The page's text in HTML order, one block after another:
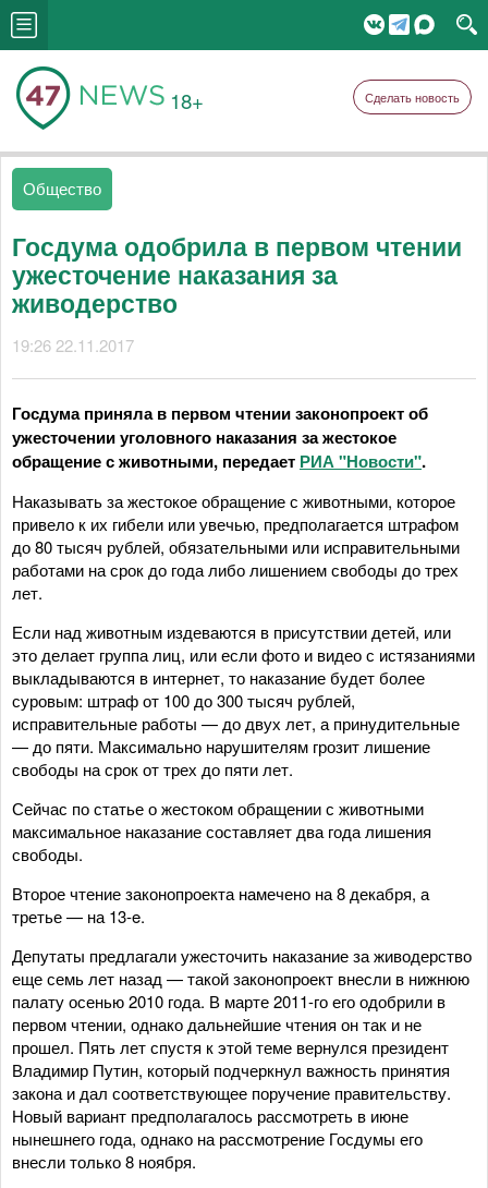
18+ Сделать новость
Общество
Госдума одобрила в первом чтении
ужесточение наказания за
живодерство
19:26 22.11.2017
Госдума приняла в первом чтении законопроект об
ужесточении уголовного наказания за жестокое
обращение с животными, передает РИА "Новости".
Наказывать за жестокое обращение с животными, которое
привело к их гибели или увечью, предполагается штрафом
до 80 тысяч рублей, обязательными или исправительными
работами на срок до года либо лишением свободы до трех
лет.
Если над животным издеваются в присутствии детей, или
это делает группа лиц, или если фото и видео с истязаниями
выкладываются в интернет, то наказание будет более
суровым: штраф от 100 до 300 тысяч рублей,
исправительные работы — до двух лет, а принудительные
— до пяти. Максимально нарушителям грозит лишение
свободы на срок от трех до пяти лет.
Сейчас по статье о жестоком обращении с животными
максимальное наказание составляет два года лишения
свободы.
Второе чтение законопроекта намечено на 8 декабря, а
третье — на 13-e.
Депутаты предлагали ужесточить наказание за живодерство
еще семь лет назад — такой законопроект внесли в нижнюю
палату осенью 2010 года. В марте 2011-го его одобрили в
первом чтении, однако дальнейшие чтения он так и не
прошел. Пять лет спустя к этой теме вернулся президент
Владимир Путин, который подчеркнул важность принятия
закона и дал соответствующее поручение правительству.
Новый вариант предполагалось рассмотреть в июне
нынешнего года, однако на рассмотрение Госдумы его
внесли только 8 ноября.